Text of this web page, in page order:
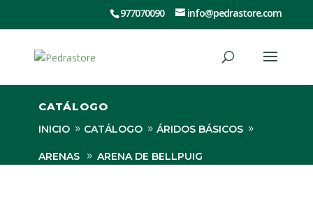
977070090 info@pedrastore.com
CATÁLOGO
INICIO CATÁLOGO ÁRIDOS BÁSICOS
ARENAS ARENA DE BELLPUIG